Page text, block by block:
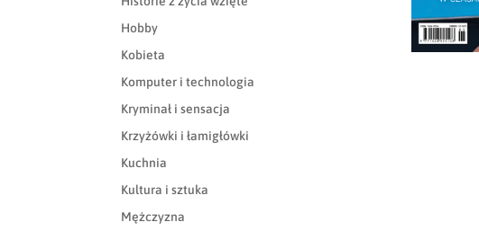
Hobby
Kobieta
Komputer i technologia
Kryminał i sensacja
Krzyżówki i łamigłówki
Kuchnia
Kultura i sztuka
Mężczyzna